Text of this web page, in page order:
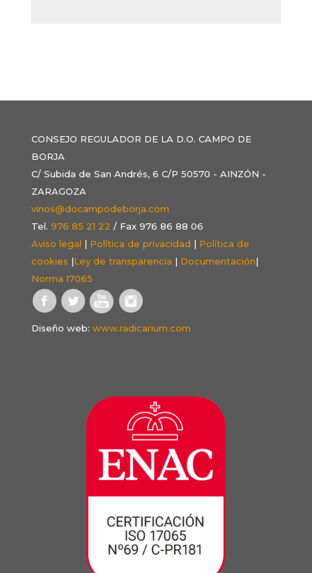
CONSEJO REGULADOR DE LA D.O. CAMPO DE
BORJA
C/ Subida de San Andrés, 6 C/P 50570 - AINZÓN -
ZARAGOZA
vinos@docampodeborja.com
Tel. 976 85 21 22 / Fax 976 86 88 06
Aviso legal | Política de privacidad | Política de
cookies |Ley de transparencia | Documentación|
Norma 17065
Diseño web: www.radicarium.com